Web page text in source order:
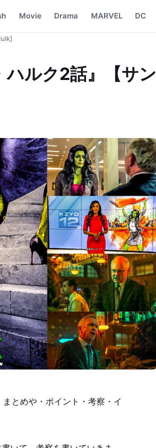
Movie Drama MARVEL DC
ハルク2話』【サン
とめや・ポイント・考察・イ